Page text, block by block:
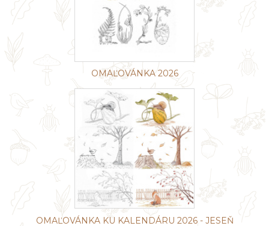
OMAĽOVÁNKA 2026
OMAĽOVÁNKA KU KALENDÁRU 2026 - JESEŇ
a
m
e